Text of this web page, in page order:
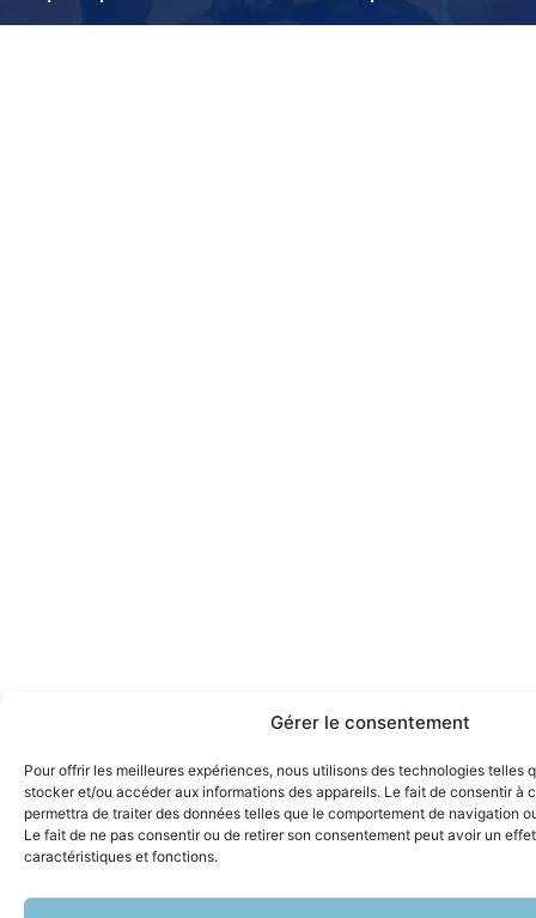
Gérer le consentement
Pour offrir les meilleures expériences, nous utilisons des technologies telles
stocker et/ou accéder aux informations des appareils. Le fait de consentir à
permettra de traiter des données telles que le comportement de navigation
Le fait de ne pas consentir ou de retirer son consentement peut avoir un
caractéristiques et fonctions.